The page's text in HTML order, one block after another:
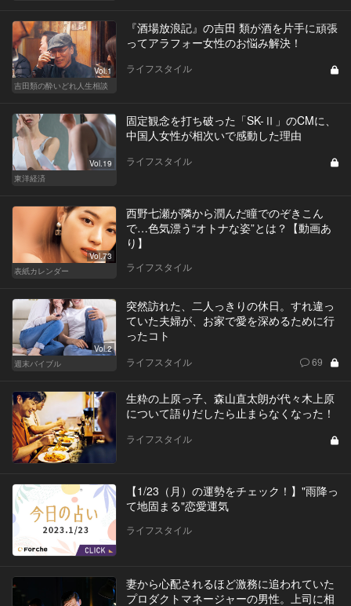
Vol.1
吉田類の酔いどれ人生相談
『酒場放浪記』の吉田 類が酒を片手に頑張
ってアラフォー女性のお悩み解決！
ライフスタイル
Vol.19
東洋経済
固定観念を打ち破った「SK-Ⅱ」のCMに、
中国人女性が相次いで感動した理由
ライフスタイル
Vol.73
表紙カレンダー
西野七瀬が隣から潤んだ瞳でのぞきこん
で…色気漂う“オトナな姿”とは？【動画あ
り】
ライフスタイル
Vol.2
週末バイブル
突然訪れた、二人っきりの休日。すれ違っ
ていた夫婦が、お家で愛を深めるために行
ったコト
ライフスタイル 69
生粋の上原っ子、森山直太朗が代々木上原
について語りだしたら止まらなくなった！
ライフスタイル
【1/23（月）の運勢をチェック！】"雨降っ
て地固まる"恋愛運気
ライフスタイル
妻から心配されるほど激務に追われていた
プロダクトマネージャーの男性。上司に相